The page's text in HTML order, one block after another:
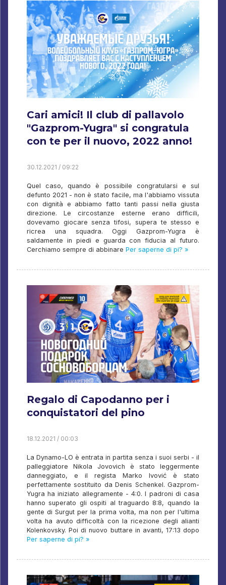
Cari amici! Il club di pallavolo
"Gazprom-Yugra" si congratula
con te per il nuovo, 2022 anno!
30.12.2021 / 09:22
Quel caso, quando è possibile congratularsi e sul
defunto 2021 - non è stato facile, ma l'abbiamo vissuta
con dignità e abbiamo fatto tanti passi nella giusta
direzione. Le circostanze esterne erano difficili,
dovevamo giocare senza tifosi, supera te stesso e
ricrea una squadra. Oggi Gazprom-Yugra è
saldamente in piedi e guarda con fiducia al futuro.
Cerchiamo sempre di abbinare Per saperne di pi? »
Regalo di Capodanno per i
conquistatori del pino
18.12.2021 / 00:03
La Dynamo-LO è entrata in partita senza i suoi serbi - il
palleggiatore Nikola Jovovich è stato leggermente
danneggiato, e il regista Marko Ivović è stato
perfettamente sostituito da Denis Schenkel. Gazprom-
Yugra ha iniziato allegramente - 4:0. I padroni di casa
hanno superato gli ospiti al traguardo 8:8, quando la
gente di Surgut per la prima volta, ma non per l'ultima
volta ha avuto difficoltà con la ricezione degli alianti
Kolenkovsky. Poi di nuovo buttare in avanti, 17:13 dopo
Per saperne di pi? »